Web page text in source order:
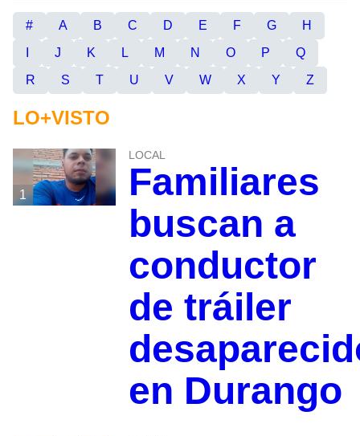
# A B C D E F G
H
J K L M N O P
Q
R
S T U V W X Y Z
LO+VISTO
1
LOCAL
Familiares
buscan a
conductor
de tráiler
en Durango